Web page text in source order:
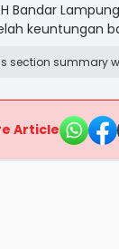
Bandar
keuntungan
section summary
Article